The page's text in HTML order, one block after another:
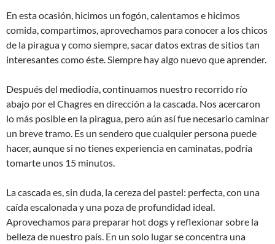
En esta ocasión, hicimos un fogón, calentamos e hicimos
comida, compartimos, aprovechamos para conocer a los chicos
de la piragua y como siempre, sacar datos extras de sitios tan
interesantes como éste. Siempre hay algo nuevo que aprender.
Después del mediodía, continuamos nuestro recorrido río
abajo por el Chagres en dirección a la cascada. Nos acercaron
lo más posible en la piragua, pero aún así fue necesario caminar
un breve tramo. Es un sendero que cualquier persona puede
hacer, aunque si no tienes experiencia en caminatas, podría
tomarte unos 15 minutos.
La cascada es, sin duda, la cereza del pastel: perfecta, con una
caída escalonada y una poza de profundidad ideal.
Aprovechamos para preparar hot dogs y reflexionar sobre la
belleza de nuestro país. En un solo lugar se concentra una